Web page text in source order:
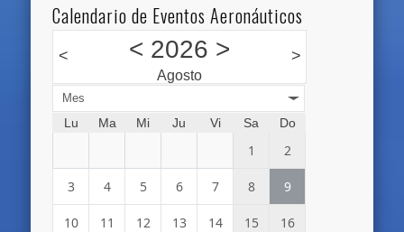
Calendario de Eventos Aeronáuticos
< < 2026 >
Agosto
>
Mes
Lu Ma Mi Ju Vi Sa Do
1 2
3 4 5 6 7 8 9
10 11 12 13 14 15 16